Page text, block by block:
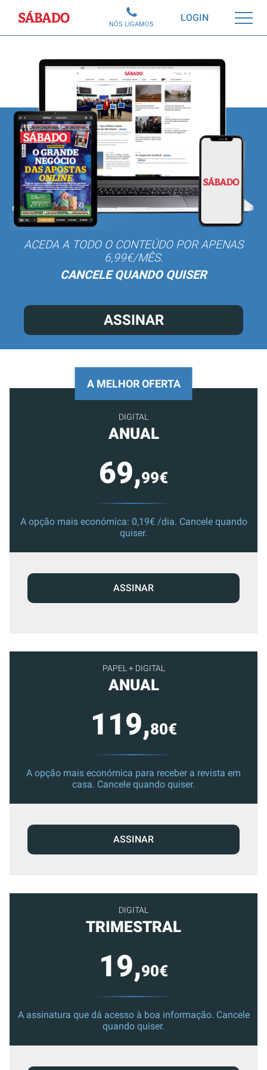
Sábado LOGIN
NÓS LIGAMOS
ACEDA A TODO O CONTEÚDO POR APENAS
6,99€/MÊS.
CANCELE QUANDO QUISER
ASSINAR
PAPEL + DIGITAL
ANUAL
119,80€
A opção mais económica para receber a revista em
casa. Cancele quando quiser.
ASSINAR
DIGITAL
TRIMESTRAL
19,90€
A assinatura que dá acesso à boa informação. Cancele
quando quiser.
A MELHOR OFERTA
DIGITAL
ANUAL
69,99€
A opção mais económica: 0,19€ /dia. Cancele quando
quiser.
ASSINAR